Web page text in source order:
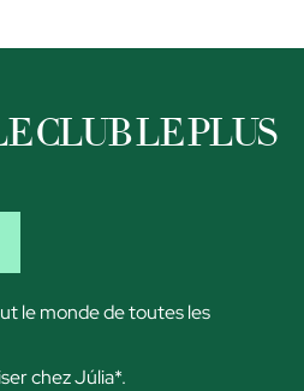
CLUB LE PLUS
le monde de toutes les
chez Júlia*.